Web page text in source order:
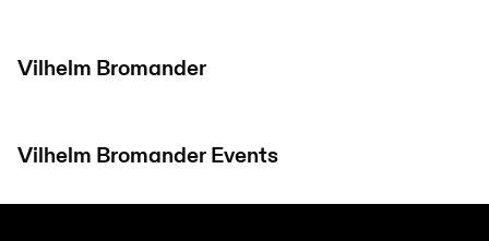
Vilhelm Bromander
Vilhelm BromanderEvents